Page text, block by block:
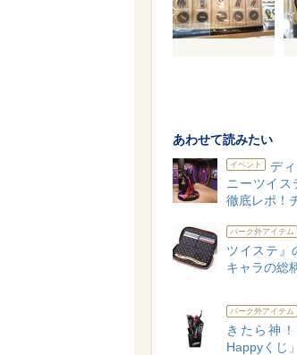
あわせて読みたい
イベント
デ
ニーツイス
徹底レポ！
パーク外アイテム
ツイステ』
キャラの総
パーク外アイテム
きたら神
Happyくじ